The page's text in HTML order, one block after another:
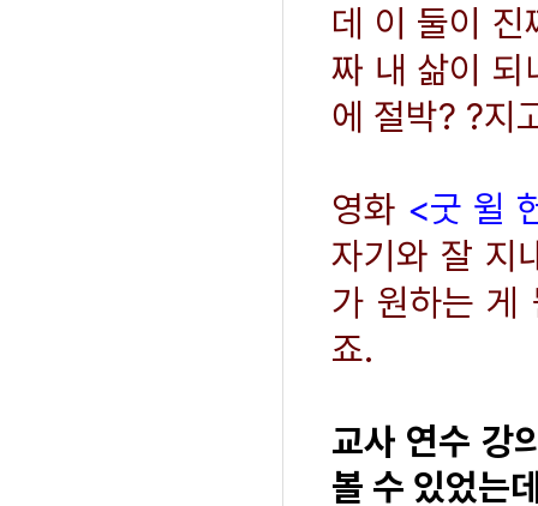
데 이 둘이 진
짜 내 삶이 되
에 절박? ?지
영화 <굿 윌
자기와 잘 지
가 원하는 게
죠.
교사 연수 강
볼 수 있었는